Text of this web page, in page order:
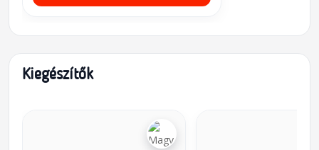
Kiegészítők